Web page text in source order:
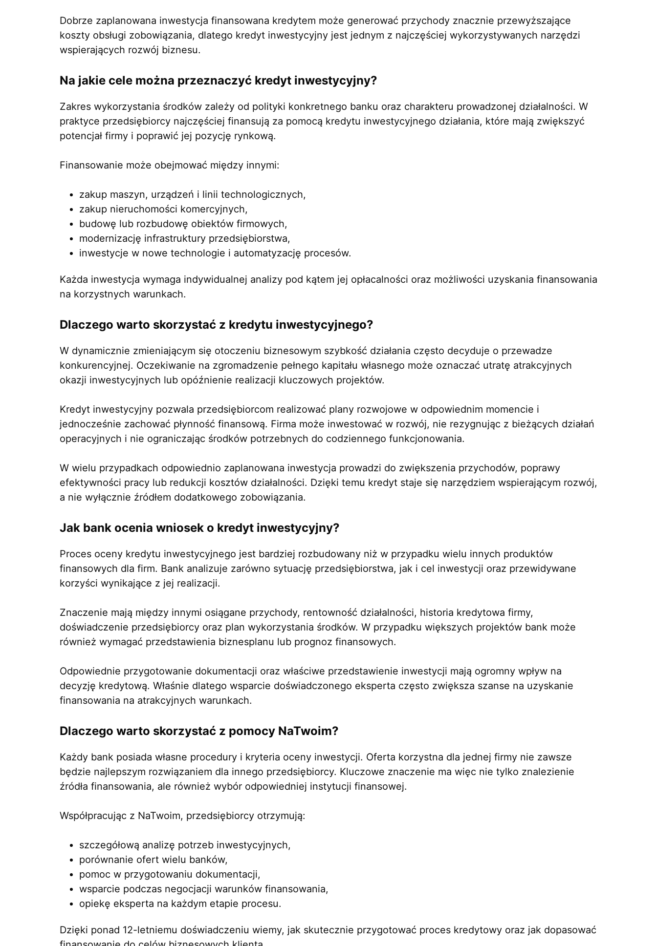
Dobrze zaplanowana inwestycja finansowana kredytem może generować przychody znacznie przewyższające
koszty obsługi zobowiązania, dlatego kredyt inwestycyjny jest jednym z najczęściej wykorzystywanych narzędzi
wspierających rozwój biznesu.
Na jakie cele można przeznaczyć kredyt inwestycyjny?
Zakres wykorzystania środków zależy od polityki konkretnego banku oraz charakteru prowadzonej działalności. W
praktyce przedsiębiorcy najczęściej finansują za pomocą kredytu inwestycyjnego działania, które mają zwiększyć
potencjał firmy i poprawić jej pozycję rynkową.
Finansowanie może obejmować między innymi:
zakup maszyn, urządzeń i linii technologicznych,
zakup nieruchomości komercyjnych,
budowę lub rozbudowę obiektów firmowych,
modernizację infrastruktury przedsiębiorstwa,
inwestycje w nowe technologie i automatyzację procesów.
Każda inwestycja wymaga indywidualnej analizy pod kątem jej opłacalności oraz możliwości uzyskania finansowania
na korzystnych warunkach.
Dlaczego warto skorzystać z kredytu inwestycyjnego?
W dynamicznie zmieniającym się otoczeniu biznesowym szybkość działania często decyduje o przewadze
konkurencyjnej. Oczekiwanie na zgromadzenie pełnego kapitału własnego może oznaczać utratę atrakcyjnych
okazji inwestycyjnych lub opóźnienie realizacji kluczowych projektów.
Kredyt inwestycyjny pozwala przedsiębiorcom realizować plany rozwojowe w odpowiednim momencie i
jednocześnie zachować płynność finansową. Firma może inwestować w rozwój, nie rezygnując z bieżących działań
operacyjnych i nie ograniczając środków potrzebnych do codziennego funkcjonowania.
W wielu przypadkach odpowiednio zaplanowana inwestycja prowadzi do zwiększenia przychodów, poprawy
efektywności pracy lub redukcji kosztów działalności. Dzięki temu kredyt staje się narzędziem wspierającym rozwój,
a nie wyłącznie źródłem dodatkowego zobowiązania.
Jak bank ocenia wniosek o kredyt inwestycyjny?
Proces oceny kredytu inwestycyjnego jest bardziej rozbudowany niż w przypadku wielu innych produktów
finansowych dla firm. Bank analizuje zarówno sytuację przedsiębiorstwa, jak i cel inwestycji oraz przewidywane
korzyści wynikające z jej realizacji.
Znaczenie mają między innymi osiągane przychody, rentowność działalności, historia kredytowa firmy,
doświadczenie przedsiębiorcy oraz plan wykorzystania środków. W przypadku większych projektów bank może
również wymagać przedstawienia biznesplanu lub prognoz finansowych.
Odpowiednie przygotowanie dokumentacji oraz właściwe przedstawienie inwestycji mają ogromny wpływ na
decyzję kredytową. Właśnie dlatego wsparcie doświadczonego eksperta często zwiększa szanse na uzyskanie
finansowania na atrakcyjnych warunkach.
Dlaczego warto skorzystać z pomocy NaTwoim?
Każdy bank posiada własne procedury i kryteria oceny inwestycji. Oferta korzystna dla jednej firmy nie zawsze
będzie najlepszym rozwiązaniem dla innego przedsiębiorcy. Kluczowe znaczenie ma więc nie tylko znalezienie
źródła finansowania, ale również wybór odpowiedniej instytucji finansowej.
Współpracując z NaTwoim, przedsiębiorcy otrzymują:
szczegółową analizę potrzeb inwestycyjnych,
porównanie ofert wielu banków,
pomoc w przygotowaniu dokumentacji,
wsparcie podczas negocjacji warunków finansowania,
opiekę eksperta na każdym etapie procesu.
Dzięki ponad 12-letniemu doświadczeniu wiemy, jak skutecznie przygotować proces kredytowy oraz jak dopasować